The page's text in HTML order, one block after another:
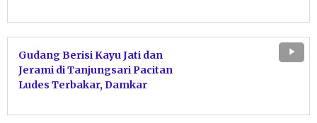
Gudang Berisi Kayu Jati dan
Jerami di Tanjungsari Pacitan
Ludes Terbakar, Damkar